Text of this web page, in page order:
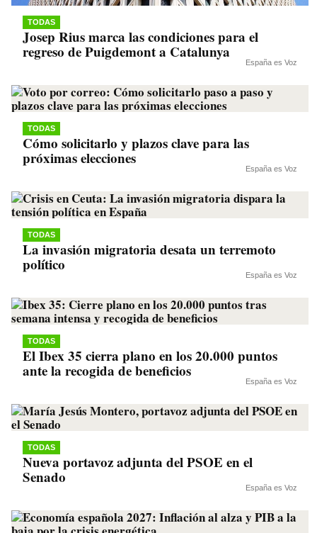
TODAS
Josep Rius marca las condiciones para el
regreso de Puigdemont a Catalunya
España es Voz
TODAS
Cómo solicitarlo y plazos clave para las
próximas elecciones
España es Voz
TODAS
La invasión migratoria desata un terremoto
político
España es Voz
TODAS
El Ibex 35 cierra plano en los 20.000 puntos
ante la recogida de beneficios
España es Voz
TODAS
Nueva portavoz adjunta del PSOE en el
Senado
España es Voz